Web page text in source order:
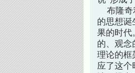
布隆奇
的思想诞
果的时代
的、观念
理论的框
应了这个